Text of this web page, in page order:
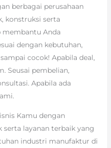
berbagai perusahaan
konstruksi serta
membantu Anda
dengan kebutuhan,
cocok! Apabila deal,
Seusai pembelian,
Apabila ada
Kamu dengan
layanan terbaik yang
industri manufaktur di